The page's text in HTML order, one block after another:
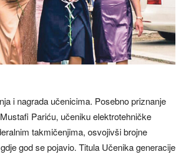
i nagrada učenicima. Posebno priznanje
Pariću, učeniku elektrotehničke
takmičenjima, osvojivši brojne
god se pojavio. Titula Učenika generacije